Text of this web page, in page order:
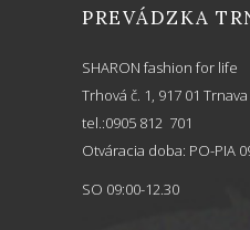
PREVÁDZKA
SHARON fashion for life
Trhová č. 1, 917 01 Trnava
tel.:0905 812 701
Otváracia doba: PO-PIA
SO 09:00-12.30